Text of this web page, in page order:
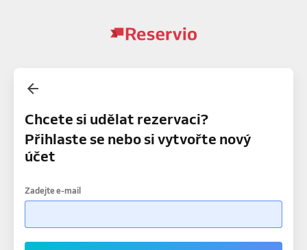
Chcete si udělat rezervaci?
Přihlaste se nebo si vytvořte nový
účet
Zadejte e-mail